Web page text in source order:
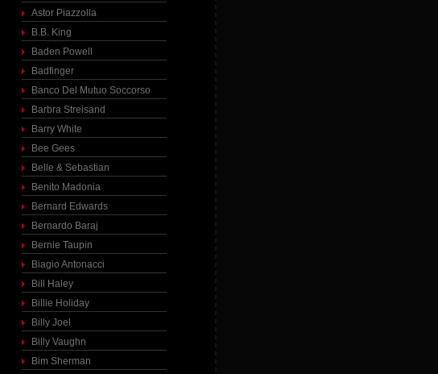
Astor Piazzolla
B.B. King
Baden Powell
Badfinger
Banco Del Mutuo Soccorso
Barbra Streisand
Barry White
Bee Gees
Belle & Sebastian
Benito Madonia
Bernard Edwards
Bernardo Baraj
Bernie Taupin
Biagio Antonacci
Bill Haley
Billie Holiday
Billy Joel
Billy Vaughn
Bim Sherman